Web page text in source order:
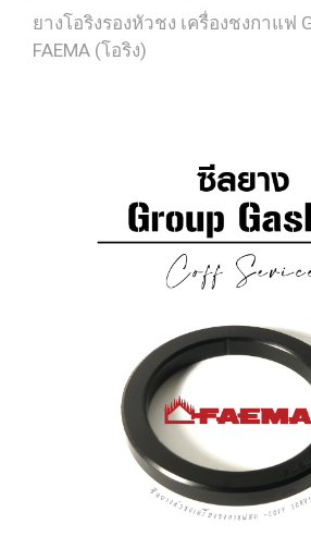
ยางโอริงรองหัวชง เครื่องชงกาแฟ
FAEMA (โอริง)